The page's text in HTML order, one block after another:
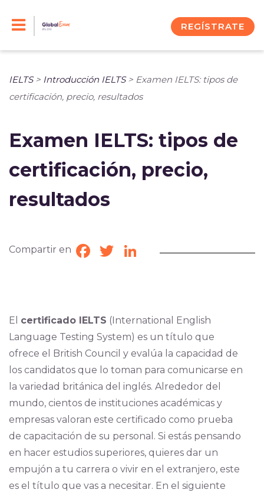
REGÍSTRATE
IELTS> Introducción IELTS> Examen IELTS: tipos de
certificación, precio, resultados
Examen IELTS: tipos de
certificación, precio,
resultados
Compartir en Facebook
TwitterLinkedIn
El certificado IELTS (International English
Language Testing System) es un título que
ofrece el British Council y evalúa la capacidad de
los candidatos que lo toman para comunicarse en
la variedad británica del inglés. Alrededor del
mundo, cientos de instituciones académicas y
empresas valoran este certificado como prueba
de capacitación de su personal. Si estás pensando
en hacer estudios superiores, quieres dar un
empujón a tu carrera o vivir en el extranjero, este
es el título que vas a necesitar. En el siguiente